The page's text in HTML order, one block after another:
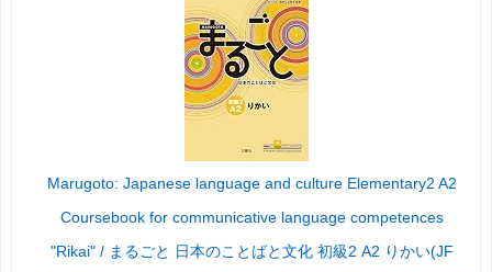
Marugoto: Japanese language and culture Elementary2 A2
Coursebook for communicative language competences
"Rikai" / まるごと 日本のことばと文化 初級2 A2 りかい(JF